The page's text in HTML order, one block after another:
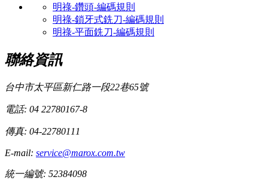
明祿-鑽頭-編碼規則
明祿-鎖牙式銑刀-編碼規則
明祿-平面銑刀-編碼規則
聯絡資訊
台中市太平區新仁路一段22巷65號
電話: 04 22780167-8
傳真: 04-22780111
E-mail: service@marox.com.tw
統一編號: 52384098